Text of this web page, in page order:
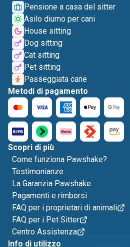
Pensione a casa del sitter
Asilo diurno per cani
House sitting
Dog sitting
Cat sitting
Pet sitting
Passeggiata cane
Metodi di pagamento
Scopri di più
Come funziona Pawshake?
Testimonianze
La Garanzia Pawshake
Pagamenti e rimborsi
FAQ per i proprietari di animali
FAQ per i Pet Sitter
Centro Assistenza
Info di utilizzo